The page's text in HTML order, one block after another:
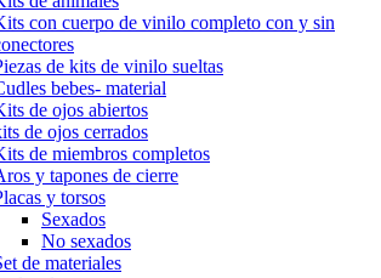
con cuerpo de vinilo completo con y sin
de kits de vinilo sueltas
bebes- material
de ojos abiertos
de ojos cerrados
de miembros completos
y tapones de cierre
y torsos
Sexados
No sexados
de materiales